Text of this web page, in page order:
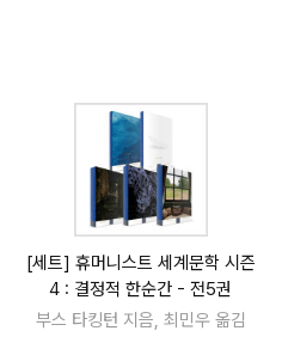
[세트] 휴머니스트 세계문학 시즌
4 : 결정적 한순간 - 전5권
부스 타킹턴 지음, 최민우 옮김